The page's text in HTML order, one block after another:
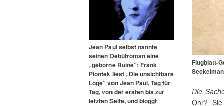
Jean Paul selbst nannte
seinen Debütroman eine
„geborne Ruine“: Frank
Piontek liest „Die unsichtbare
Loge“ von Jean Paul, Tag für
Tag, von der ersten bis zur
letzten Seite, und bloggt
Flugblatt-
Die
Ohr?